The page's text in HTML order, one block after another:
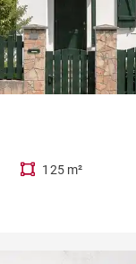
125 m²